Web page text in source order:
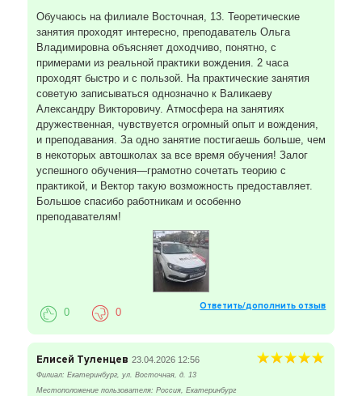
Обучаюсь на филиале Восточная, 13. Теоретические
занятия проходят интересно, преподаватель Ольга
Владимировна объясняет доходчиво, понятно, с
примерами из реальной практики вождения. 2 часа
проходят быстро и с пользой. На практические занятия
советую записываться однозначно к Валикаеву
Александру Викторовичу. Атмосфера на занятиях
дружественная, чувствуется огромный опыт и вождения,
и преподавания. За одно занятие постигаешь больше, чем
в некоторых автошколах за все время обучения! Залог
успешного обучения—грамотно сочетать теорию с
практикой, и Вектор такую возможность предоставляет.
Большое спасибо работникам и особенно
преподавателям!
Ответить/дополнить отзыв
0 0
Елисей Туленцев 23.04.2026 12:56
Филиал: Екатеринбург, ул. Восточная, д. 13
Местоположение пользователя: Россия, Екатеринбург